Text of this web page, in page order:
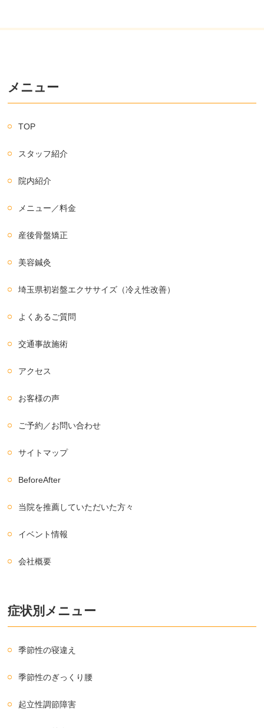
メニュー
TOP
スタッフ紹介
院内紹介
メニュー／料金
産後骨盤矯正
美容鍼灸
埼玉県初岩盤エクササイズ（冷え性改善）
よくあるご質問
交通事故施術
アクセス
お客様の声
ご予約／お問い合わせ
サイトマップ
BeforeAfter
当院を推薦していただいた方々
イベント情報
会社概要
症状別メニュー
季節性の寝違え
季節性のぎっくり腰
起立性調節障害